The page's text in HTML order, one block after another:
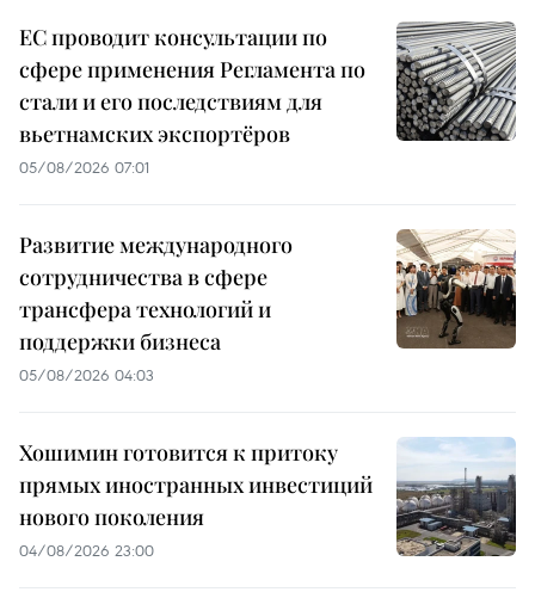
ЕС проводит консультации по
сфере применения Регламента по
стали и его последствиям для
вьетнамских экспортёров
05/08/2026 07:01
Развитие международного
сотрудничества в сфере
трансфера технологий и
поддержки бизнеса
05/08/2026 04:03
Хошимин готовится к притоку
прямых иностранных инвестиций
нового поколения
04/08/2026 23:00